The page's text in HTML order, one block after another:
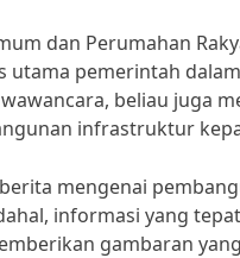
dan Perumahan
utama pemerintah
beliau juga
infrastruktur
mengenai
informasi yang
gambaran